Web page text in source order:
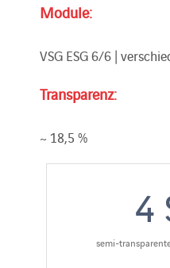
Module:
VSG ESG 6/6 |
Transparenz:
~ 18,5 %
4
semi-